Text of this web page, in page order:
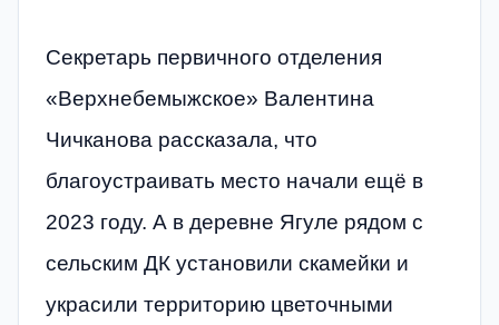
Секретарь первичного отделения
«Верхнебемыжское» Валентина
Чичканова рассказала, что
благоустраивать место начали ещё в
2023 году. А в деревне Ягуле рядом с
сельским ДК установили скамейки и
украсили территорию цветочными